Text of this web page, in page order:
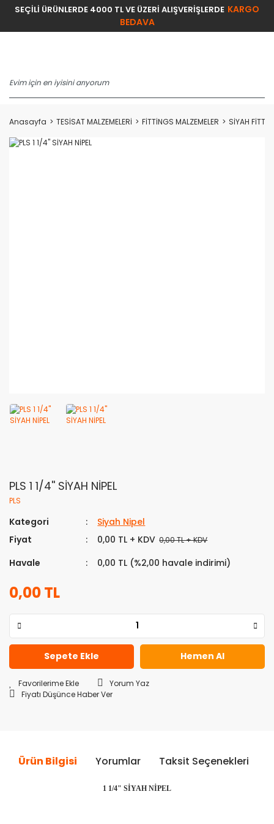
SEÇİLİ ÜRÜNLERDE 4000 TL VE ÜZERİ ALIŞVERİŞLERDE KARGO
BEDAVA
Anasayfa TESİSAT MALZEMELERİ FİTTİNGS MALZEMELER SİYAH
PLS 1 1/4'' SİYAH NİPEL
PLS
Kategori
Siyah Nipel
Fiyat
0,00 TL + KDV 0,00 TL + KDV
Havale 0,00 TL (%2,00 havale indirimi)
0,00 TL
Sepete Ekle Hemen Al
Yorum Yaz
Fiyatı Düşünce Haber Ver
Ürün Bilgisi Yorumlar Taksit Seçenekleri
1 1/4" SİYAH NİPEL